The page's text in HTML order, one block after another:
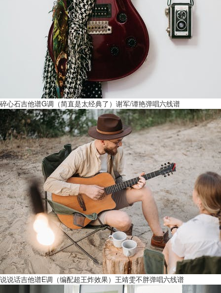
碎心石吉他谱G调（简直是太经典了）谢军/谭艳弹唱六线谱
说说话吉他谱E调（编配超王炸效果）王靖雯不胖弹唱六线谱